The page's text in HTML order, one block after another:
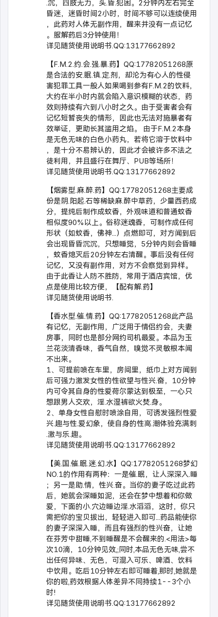
.沉，四肢无力，头.昏.犯困。2分钟内左右完全
昏迷，迷昏时间2小时，时间不够可以连续使用
，此药对人体无副作用，醒来并没有一点记忆
。服解药后3分钟使用！
详见随货使用说明书.QQ:13177662892
【F.M.2.约.会.强.暴.药】QQ:17782051268原
是合法的安.眠.镇.定.剂，却沦为有心人的性侵
害犯罪工具一般人如果喝到参有F.M.2的饮料，
大约在半小时内就会陷入意识模糊的状态，药
效则持续有六到八小时之久。由于受害者会有
记忆短暂丧失的情形，因此也无法对施暴者有
效举证，更助长其滥用之焰。 由于F.M.2本身
是无色无味的白色小药丸，若将它溶于饮料中
，是十分不易辨认的，因此才会被许多不法之
徒利用，并且盛行在舞厅、PUB等场所！
详见随货使用说明书.QQ:13177662892
【烟雾型.麻.醉.药】QQ:17782051268主要成
份是阴.阳起.石等稀缺麻.醉中草药，少量西药成
分，提纯后制作成蚊香，外观味道和普通蚊香
相似度90%以上。俗称迷魂香，可制作成任何
形状（如蚊香，佛神...）点燃即可，对方闻到后
会出现昏昏沉沉，只想睡觉，5分钟内则会昏睡
，蚊香熄灭后20分钟左右清醒。事后没有任何
记忆，又没有副作用，对方不会察觉到异样。
由于此香让人防不胜防，常用于酒店宾馆，优
点是使用比较方便，【配有解.药】
详见随货使用说明书.
【香水型.催.情.药】QQ:17782051268此产品
有记忆，无副作用，广泛用于情侣约会，夫妻
房事，同时也是部分网约司机最爱。本品为玉
兰花淡清香味，香气自然，嗅觉不灵敏根本闻
不出来。
1、可提前喷在车里，房间里，纸巾上对方闻到
后可强力激发女性的性欲望与性兴.奋，10分钟
内可令其自身的性爱荷尔蒙达到极至，一心只
想跟男人交欢，淫.水湿裤欲火焚.身。
2、单身女性自慰时喷涂自用，可诱发强烈性爱
兴.趣与性.爱幻象，使自身的性高.潮体验充满刺
.激与乐.趣。
详见随货使用说明书.QQ:13177662892
【美.国.催.眠.迷.幻.水】QQ:17782051268梦幻
NO.1的作用有两种：一是催.眠，让人深深入.睡
；另一是助.情，性兴.奋。当你的妻子吃过此药
后，她就会深睡如泥，还会在梦中想着和你做
爱，下面的小.穴边睡边淫.水滔滔，这时，你只
需把你的宝贝拔出，轻轻进入即可...药品能使你
的妻子深深入睡，而且有强烈的性兴奋，让她
在芬芳中甜睡,不到睡醒是不会醒来的.<用法>每
次10滴，10分钟见效,;同时,本品无色无味,尝不
出任何异味、无色，可混入可乐、啤酒、饮料
中饮用。吃后10分钟左右即可睡着,那时,她就是
你的啦,药效根据人体差异不同持续1--3个小
时!
详见随货使用说明书.QQ:13177662892